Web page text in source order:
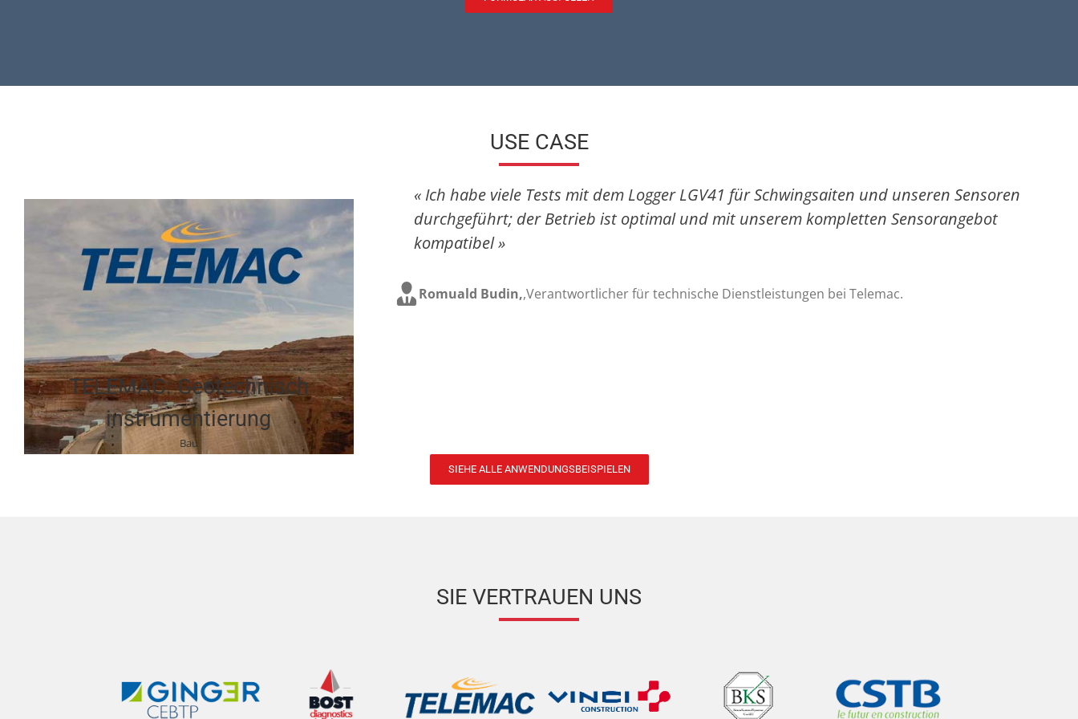
USE CASE
TELEMAC: Geotechnisch
instrumentierung
Bau
« Ich habe viele Tests mit dem Logger LGV41 für Schwingsaiten und unseren Sensoren
durchgeführt; der Betrieb ist optimal und mit unserem kompletten Sensorangebot
kompatibel »
Romuald Budin,,Verantwortlicher für technische Dienstleistungen bei Telemac.
SIEHE ALLE ANWENDUNGSBEISPIELEN
SIE VERTRAUEN UNS